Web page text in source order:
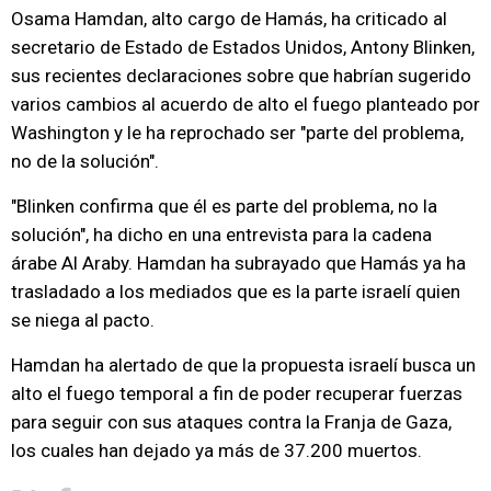
Osama Hamdan, alto cargo de Hamás, ha criticado al
secretario de Estado de Estados Unidos, Antony Blinken,
sus recientes declaraciones sobre que habrían sugerido
varios cambios al acuerdo de alto el fuego planteado por
Washington y le ha reprochado ser "parte del problema,
no de la solución".
"Blinken confirma que él es parte del problema, no la
solución", ha dicho en una entrevista para la cadena
árabe Al Araby. Hamdan ha subrayado que Hamás ya ha
trasladado a los mediados que es la parte israelí quien
se niega al pacto.
Hamdan ha alertado de que la propuesta israelí busca un
alto el fuego temporal a fin de poder recuperar fuerzas
para seguir con sus ataques contra la Franja de Gaza,
los cuales han dejado ya más de 37.200 muertos.